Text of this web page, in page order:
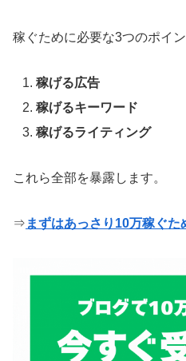
稼ぐために必要な3つのポイ
稼げる広告
稼げるキーワード
稼げるライティング
これら全部を暴露します。
⇒ まずはあっさり10万稼ぐた